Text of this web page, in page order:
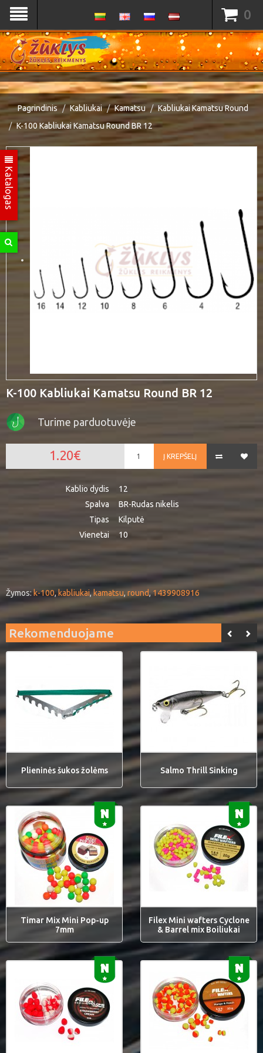
Katalogas
0
Pagrindinis Kabliukai Kamatsu
Kabliukai Kamatsu Round
K-100 Kabliukai Kamatsu Round BR 12
K-100 Kabliukai Kamatsu Round BR 12
Turime parduotuvėje
Į KREPŠELĮ
1.20€
Kablio dydis
12
Spalva
BR-Rudas nikelis
Tipas
Kilputė
Vienetai
10
Žymos:k-100, kabliukai,kamatsu, round,1439908916
Rekomenduojame
Plieninės šukos žolėms Salmo Thrill Sinking
Timar Mix Mini Pop-up
7mm
Filex Mini wafters Cyclone
& Barrel mix Boiliukai